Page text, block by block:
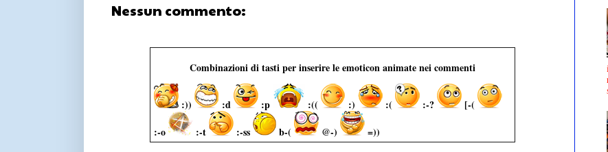
Nessun commento:
Combinazioni di tasti per inserire le emoticon animate nei commenti
:)) :d :p :(( :) :( :-?
[-(
:-o
:-t :-ss b-( @-) =))